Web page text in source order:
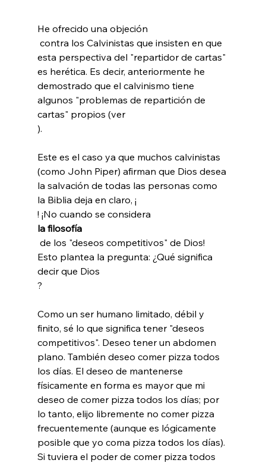
He ofrecido una objeción
esta perspectiva del "repartidor de cartas"
es herética. Es decir, anteriormente he
demostrado que el calvinismo tiene
algunos "problemas de repartición de
cartas" propios (ver
).
Este es el caso ya que muchos calvinistas
(como John Piper) afirman que Dios desea
la salvación de todas las personas como
la Biblia deja en claro, ¡
! ¡No cuando se considera
la filosofía
de los "deseos competitivos" de Dios!
Esto plantea la pregunta: ¿Qué significa
decir que Dios
?
Como un ser humano limitado, débil y
finito, sé lo que significa tener "deseos
competitivos". Deseo tener un abdomen
plano. También deseo comer pizza todos
los días. El deseo de mantenerse
físicamente en forma es mayor que mi
deseo de comer pizza todos los días; por
lo tanto, elijo libremente no comer pizza
frecuentemente (aunque es lógicamente
posible que yo coma pizza todos los días).
Si tuviera el poder de comer pizza todos